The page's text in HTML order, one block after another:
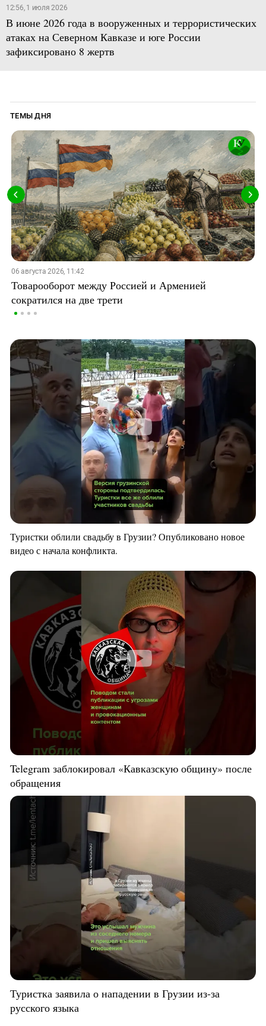
12:56, 1 июля 2026
В июне 2026 года в вооруженных и террористических
атаках на Северном Кавказе и юге России
зафиксировано 8 жертв
ТЕМЫ ДНЯ
06 августа 2026, 11:42
Товарооборот между Россией и Арменией
сократился на две трети
Туристки облили свадьбу в Грузии? Опубликовано новое
видео с начала конфликта.
Telegram заблокировал «Кавказскую общину» после
обращения
Туристка заявила о нападении в Грузии из-за
русского языка